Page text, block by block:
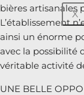
X
bières artisanales
L’établissement
ainsi un énorme
avec la possibilité
véritable activité
UNE BELLE